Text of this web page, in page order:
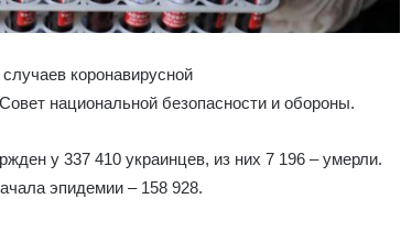
коронавирусной
национальной безопасности и обороны.
у 337 410 украинцев, из них 7 196 – умерли.
эпидемии – 158 928.
Чому українці обирають Німеччину
країни